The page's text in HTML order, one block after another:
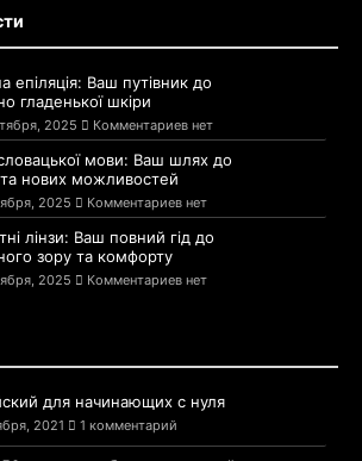
епіляція: Ваш путівник до
гладенької шкіри
2025 Комментариев нет
мови: Ваш шлях до
та нових можливостей
2025 Комментариев нет
лінзи: Ваш повний гід до
зору та комфорту
2025 Комментариев нет
для начинающих с нуля
2021 1 комментарий